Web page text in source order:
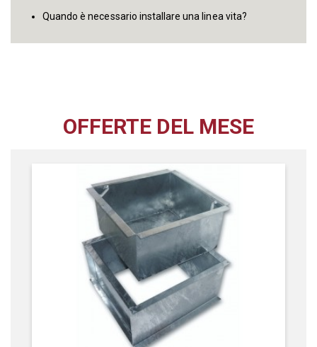
Quando è necessario installare una linea vita?
OFFERTE DEL MESE